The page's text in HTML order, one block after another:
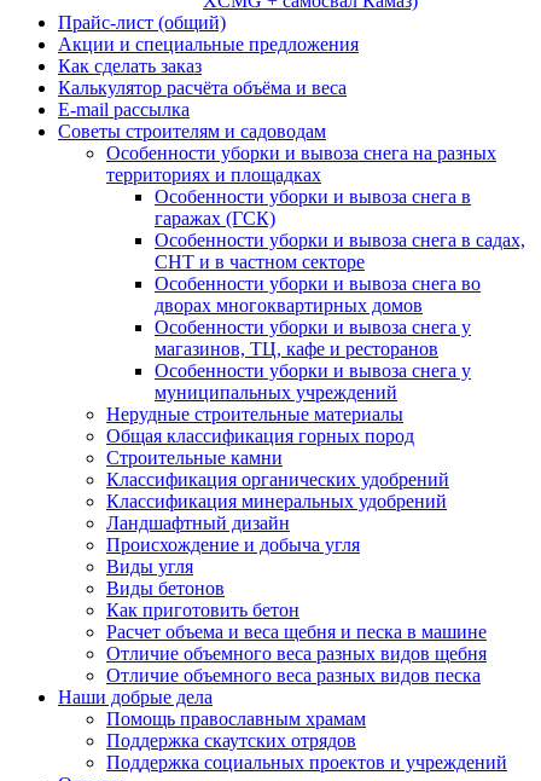
Прайс-лист (общий)
Акции и специальные предложения
Как сделать заказ
Калькулятор расчёта объёма и веса
E-mail рассылка
Советы строителям и садоводам
Особенности уборки и вывоза снега на разных
территориях и площадках
Особенности уборки и вывоза снега в
гаражах (ГСК)
Особенности уборки и вывоза снега в садах,
СНТ и в частном секторе
Особенности уборки и вывоза снега во
дворах многоквартирных домов
Особенности уборки и вывоза снега у
магазинов, ТЦ, кафе и ресторанов
Особенности уборки и вывоза снега у
муниципальных учреждений
Нерудные строительные материалы
Общая классификация горных пород
Строительные камни
Классификация органических удобрений
Классификация минеральных удобрений
Ландшафтный дизайн
Происхождение и добыча угля
Виды угля
Виды бетонов
Как приготовить бетон
Расчет объема и веса щебня и песка в машине
Отличие объемного веса разных видов щебня
Отличие объемного веса разных видов песка
Наши добрые дела
Помощь православным храмам
Поддержка скаутских отрядов
Поддержка социальных проектов и учреждений